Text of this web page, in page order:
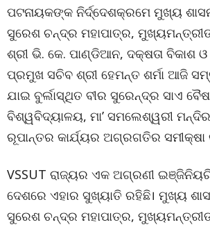
ପଟନାୟକଙ୍କ ନିର୍ଦ୍ଦେଶକ୍ରମେ ମୁଖ୍ୟ
ସୁରେଶ ଚନ୍ଦ୍ର ମହାପାତ୍ର,
ଶ୍ରୀ ଭି. କେ. ପାଣ୍ଡିଆନ, ଦକ୍ଷତା ବିକାଶ
ପ୍ରମୁଖ ସଚିବ ଶ୍ରୀ ହେମନ୍ତ ଶର୍ମା ଆଜି
ଯାଇ ବୁର୍ଲାସ୍ଥିତ ବୀର ସୁରେନ୍ଦ୍ର ସାଏ
ବିଶ୍ୱବିଦ୍ୟାଳୟ, ମା’ ସମଲେଶ୍ୱରୀ
ରୂପାନ୍ତର କାର୍ଯ୍ୟର ଅଗ୍ରଗତିର
VSSUT ରାଜ୍ୟର ଏକ ଅଗ୍ରଣୀ
ଦେଶରେ ଏହାର ସୁଖ୍ୟାତି ରହିଛି। ମୁଖ୍ୟ
ସୁରେଶ ଚନ୍ଦ୍ର ମହାପାତ୍ର,